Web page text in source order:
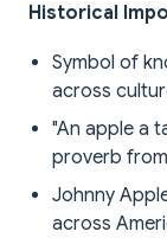
Historical
Symbol of
across
"An apple a
proverb
Johnny
across